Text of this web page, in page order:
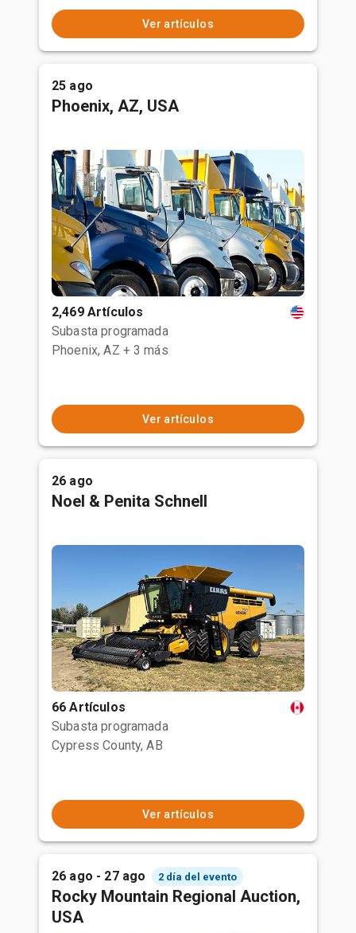
Ver artículos
25 ago
Phoenix, AZ, USA
2,469 Artículos
Subasta programada
Phoenix, AZ + 3 más
Ver artículos
26 ago
Noel & Penita Schnell
66 Artículos
Subasta programada
Cypress County, AB
Ver artículos
26 ago - 27 ago 2 día del evento
Rocky Mountain Regional Auction,
USA